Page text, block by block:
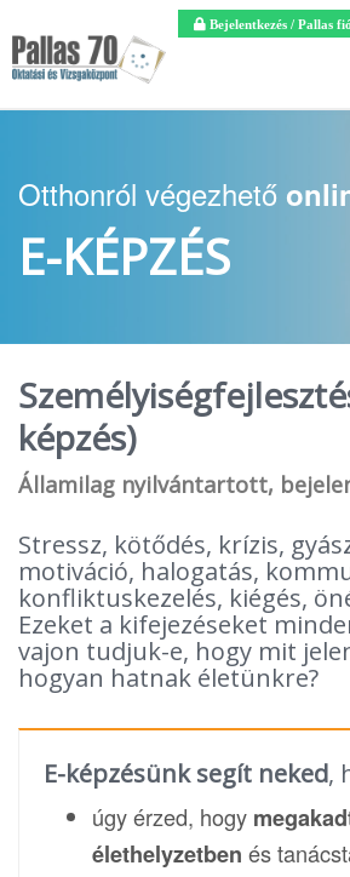
Bejelentkezés / Pallas
Otthonról végezhető
E-KÉPZÉS
képzés)
Államilag nyilvántartott,
Stressz, kötődés, krízis,
motiváció, halogatás,
konfliktuskezelés, kiégés,
Ezeket a kifejezéseket
vajon tudjuk-e, hogy mit
hogyan hatnak életünkre?
E-képzésünk segít neked,
úgy érzed, hogy
élethelyzetben és